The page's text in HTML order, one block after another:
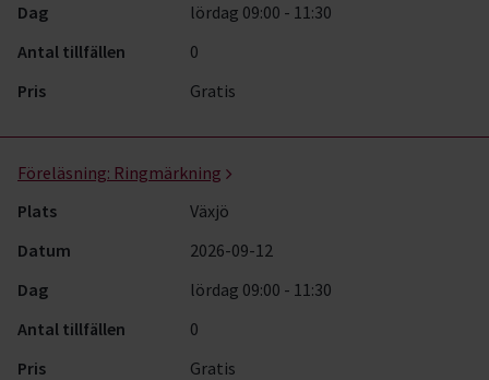
Dag
lördag 09:00 - 11:30
Antal tillfällen
0
Pris
Gratis
Föreläsning: Ringmärkning
Plats
Växjö
Datum
2026-09-12
Dag
lördag 09:00 - 11:30
Antal tillfällen
0
Pris
Gratis